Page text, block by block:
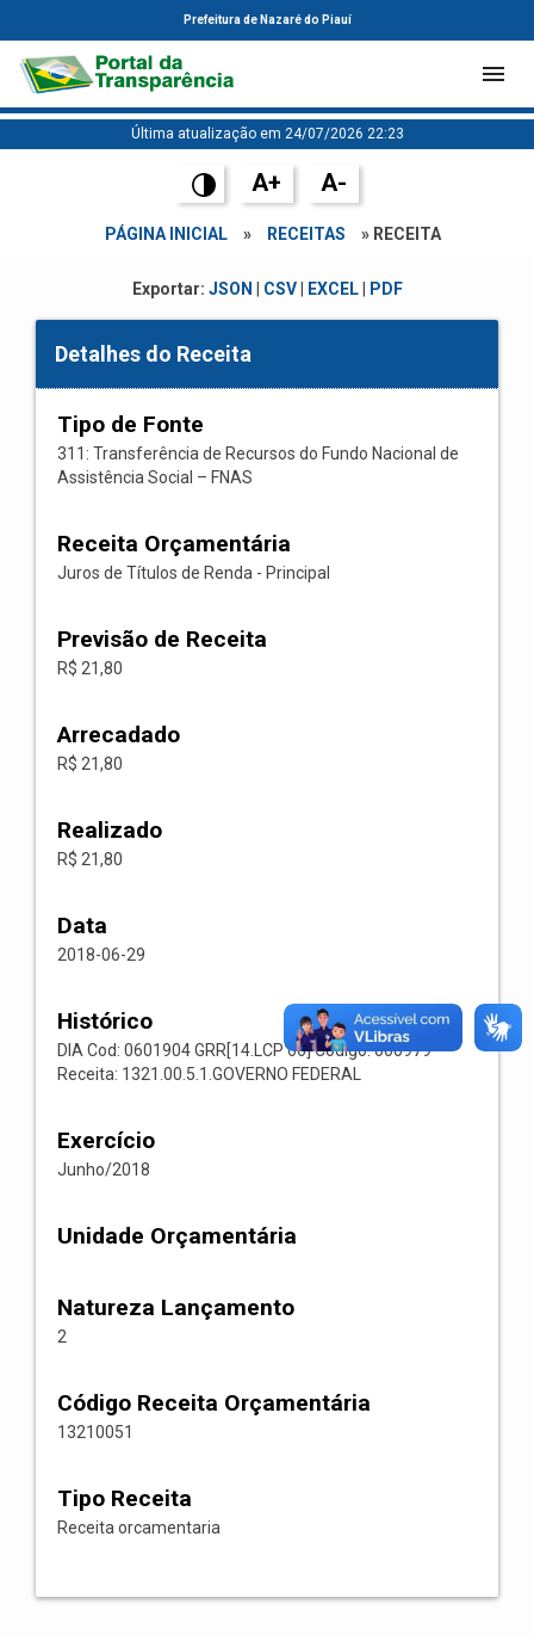
Prefeitura de Nazaré do Piauí
Última atualização em 24/07/2026 22:23
A+ A-
PÁGINA INICIAL » RECEITAS » RECEITA
Exportar: JSON CSV| EXCEL| PDF
Detalhes do Receita
Tipo de Fonte
311: Transferência de Recursos do Fundo Nacional de
Assistência Social – FNAS
Receita Orçamentária
Juros de Títulos de Renda - Principal
Previsão de Receita
R$ 21,80
Arrecadado
R$ 21,80
Realizado
R$ 21,80
Data
2018-06-29
Histórico
DIA Cod: 0601904 GRR[14.LCP 66] Codigo: 000979
Receita: 1321.00.5.1.GOVERNO FEDERAL
Exercício
Junho/2018
Unidade Orçamentária
Natureza Lançamento
2
Código Receita Orçamentária
13210051
Tipo Receita
Receita orcamentaria